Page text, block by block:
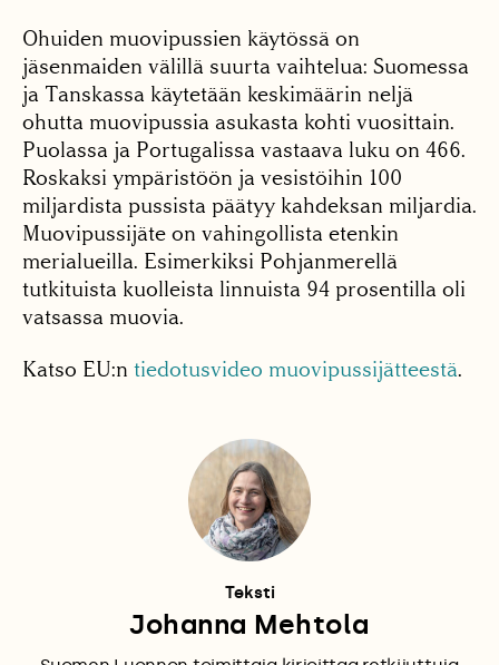
Ohuiden muovipussien käytössä on
jäsenmaiden välillä suurta vaihtelua: Suomessa
ja Tanskassa käytetään keskimäärin neljä
ohutta muovipussia asukasta kohti vuosittain.
Puolassa ja Portugalissa vastaava luku on 466.
Roskaksi ympäristöön ja vesistöihin 100
miljardista pussista päätyy kahdeksan miljardia.
Muovipussijäte on vahingollista etenkin
merialueilla. Esimerkiksi Pohjanmerellä
tutkituista kuolleista linnuista 94 prosentilla oli
vatsassa muovia.
Katso EU:n tiedotusvideo muovipussijätteestä.
Teksti
Johanna Mehtola